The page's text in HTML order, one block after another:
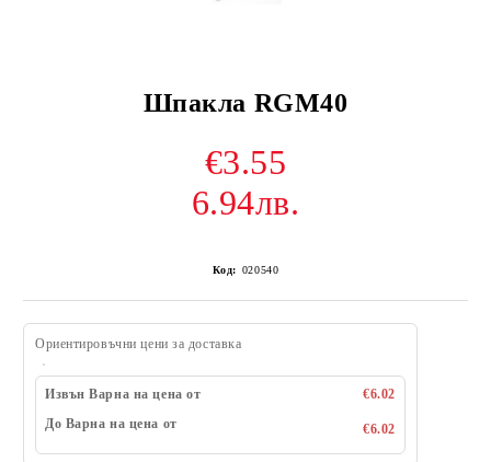
Шпакла RGM40
€3.55
6.94лв.
Код: 020540
Ориентировъчни цени за доставка
Извън Варна на цена от
€6.02
До Варна на цена от
€6.02